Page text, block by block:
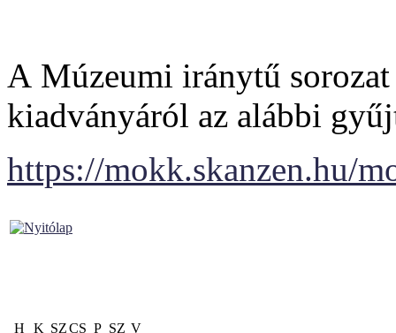
A Múzeumi iránytű sorozat
kiadványáról az alábbi
https://mokk.skanzen.hu/
H K SZCS P SZ V